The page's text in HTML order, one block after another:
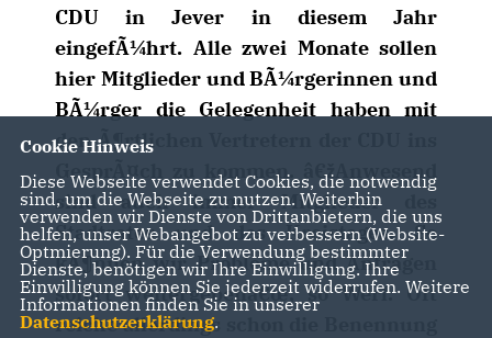
CDU in Jever in diesem Jahr
eingefÃ¼hrt. Alle zwei Monate sollen
hier Mitglieder und BÃ¼rgerinnen und
BÃ¼rger die Gelegenheit haben mit
den Ã¶rtlichen Vertretern der CDU ins
GesprÃ¤ch zu kommen. â€žAnwesend
sind auch immer Mitglieder des
Stadtrates und des Kreistages. So
kÃ¶nnen wir Probleme und Anfragen
sofort weitergebenâ€œ, so Werl. Oft
reiche allerdings schon die Benennung
Cookie Hinweis
Diese Webseite verwendet Cookies, die notwendig
sind, um die Webseite zu nutzen. Weiterhin
verwenden wir Dienste von Drittanbietern, die uns
helfen, unser Webangebot zu verbessern (Website-
Optmierung). Für die Verwendung bestimmter
Dienste, benötigen wir Ihre Einwilligung. Ihre
Einwilligung können Sie jederzeit widerrufen. Weitere
Informationen finden Sie in unserer
Datenschutzerklärung.